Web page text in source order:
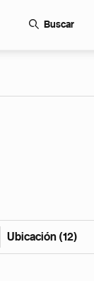
Buscar
Ubicación (12)